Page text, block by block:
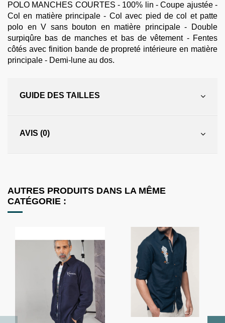
POLO MANCHES COURTES - 100% lin - Coupe ajustée -
Col en matière principale - Col avec pied de col et patte
polo en V sans bouton en matière principale - Double
surpiqûre bas de manches et bas de vêtement - Fentes
côtés avec finition bande de propreté intérieure en matière
principale - Demi-lune au dos.
GUIDE DES TAILLES
AVIS (0)
AUTRES PRODUITS DANS LA MÊME
CATÉGORIE :